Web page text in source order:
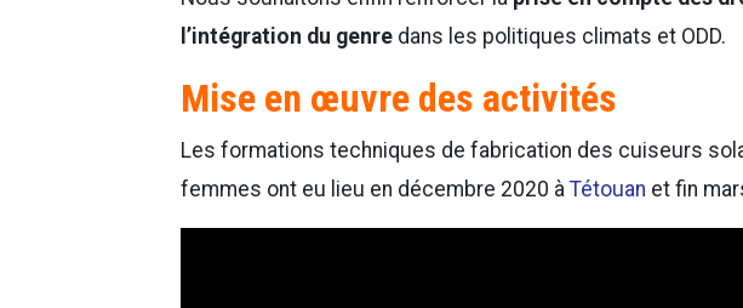
l’intégration du genre dans les politiques climats et ODD.
Mise en œuvre des activités
Les formations techniques de fabrication des cuiseurs
femmes ont eu lieu en décembre 2020 à Tétouan et fin